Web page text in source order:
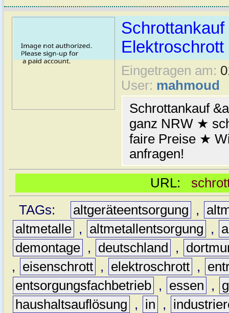
Schrottankauf
Elektroschrott
Eingetragen am:
User: mahmoud
Schrottankauf
ganz NRW ★
faire Preise ★
anfragen!
URL:
TAGs:
altgeräteentsorgung ,
altmetalle , altmetallentsorgung ,
demontage , deutschland ,
,
eisenschrott , elektroschrott ,
entsorgungsfachbetrieb , essen ,
haushaltsauflösung
, in ,